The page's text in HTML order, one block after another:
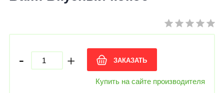
- + ЗАКАЗАТЬ
Купить на сайте производителя